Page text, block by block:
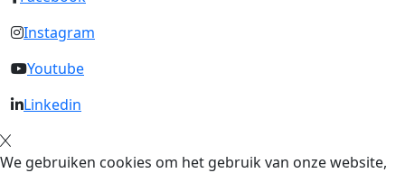
Instagram
Youtube
Linkedin
We gebruiken cookies om het gebruik van onze website,